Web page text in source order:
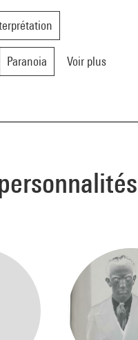
Paranoia Voir plus